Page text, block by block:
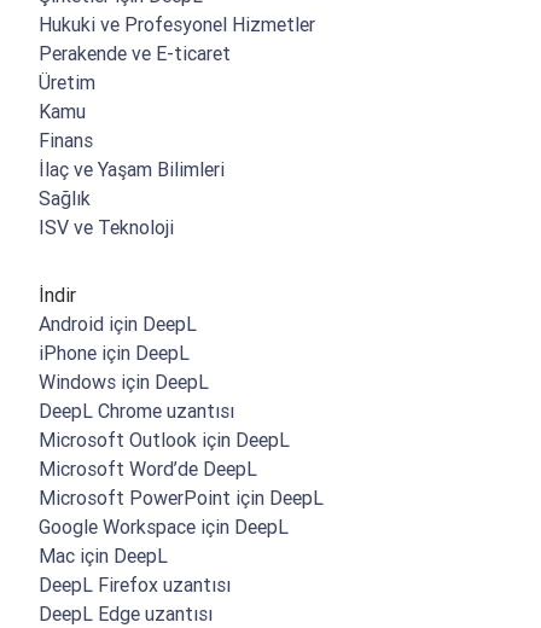
Hukuki ve Profesyonel Hizmetler
Perakende ve E-ticaret
Üretim
Kamu
Finans
İlaç ve Yaşam Bilimleri
Sağlık
ISV ve Teknoloji
İndir
Android için DeepL
iPhone için DeepL
Windows için DeepL
DeepL Chrome uzantısı
Microsoft Outlook için DeepL
Microsoft Word’de DeepL
Microsoft PowerPoint için DeepL
Google Workspace için DeepL
Mac için DeepL
DeepL Firefox uzantısı
DeepL Edge uzantısı